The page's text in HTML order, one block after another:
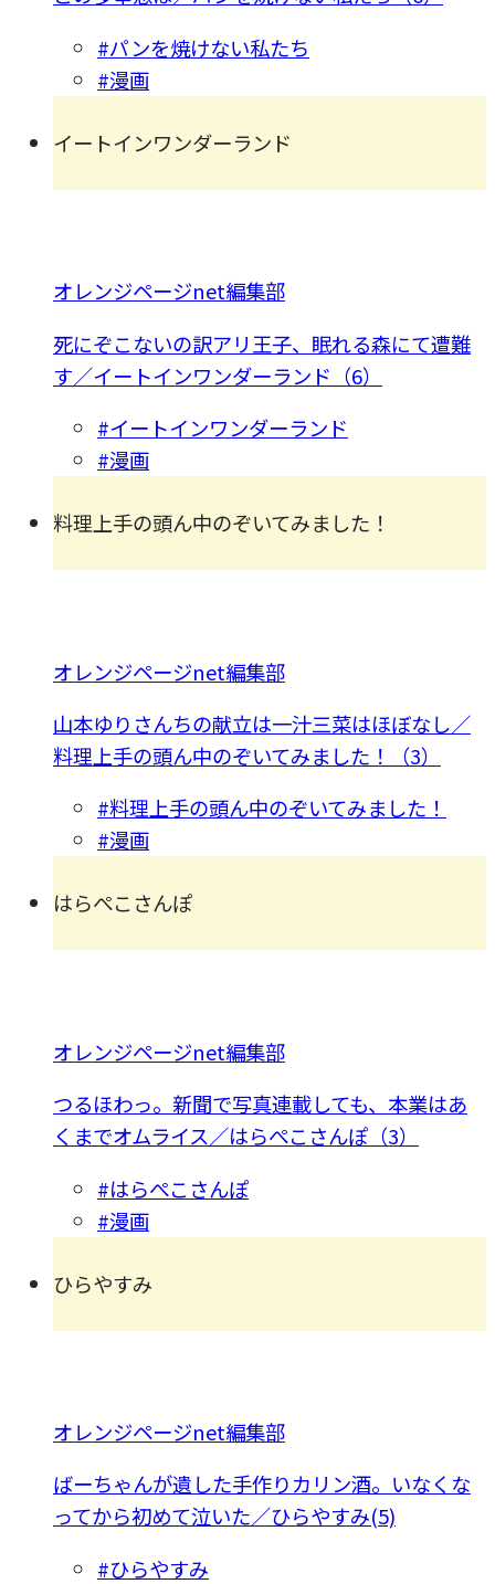
#パンを焼けない私たち
#漫画
イートインワンダーランド
オレンジページnet編集部
死にぞこないの訳アリ王子、眠れる森にて遭難
す／イートインワンダーランド（6）
#イートインワンダーランド
#漫画
料理上手の頭ん中のぞいてみました！
オレンジページnet編集部
山本ゆりさんちの献立は一汁三菜はほぼなし／
料理上手の頭ん中のぞいてみました！（3）
#料理上手の頭ん中のぞいてみました！
#漫画
はらぺこさんぽ
オレンジページnet編集部
つるほわっ。新聞で写真連載しても、本業はあ
くまでオムライス／はらぺこさんぽ（3）
#はらぺこさんぽ
#漫画
ひらやすみ
オレンジページnet編集部
ばーちゃんが遺した手作りカリン酒。いなくな
ってから初めて泣いた／ひらやすみ(5)
#ひらやすみ